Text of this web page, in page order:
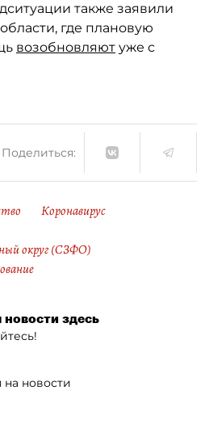
также заявили
где плановую
возобновляют уже с
Поделиться:
Коронавирус
округ (СЗФО)
здесь
на новости